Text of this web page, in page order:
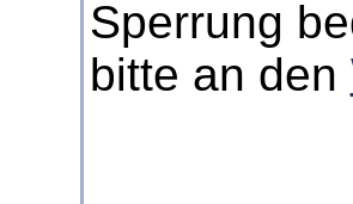
Sperrung
bitte an den